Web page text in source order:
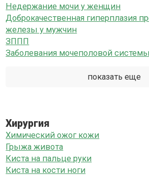
Недержание мочи у женщин
Доброкачественная гиперплазия
железы у мужчин
ЗППП
Заболевания мочеполовой системы
показать еще
Хирургия
Химический ожог кожи
Грыжа живота
Киста на пальце руки
Киста на кости ноги